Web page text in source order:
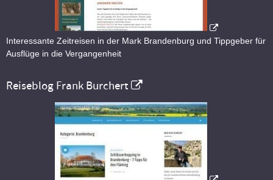
Interessante Zeitreisen in der Mark Brandenburg und Tippgeber für
Ausflüge in die Vergangenheit
Reiseblog Frank Burchert